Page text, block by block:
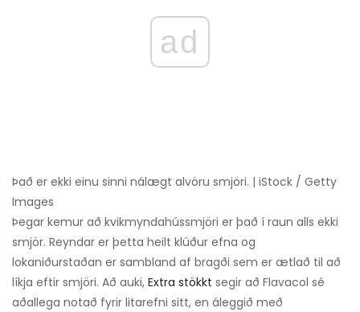
ad
Það er ekki einu sinni nálægt alvöru smjöri. | iStock / Getty
Images
Þegar kemur að kvikmyndahússmjöri er það í raun alls ekki
smjör. Reyndar er þetta heilt klúður efna og
lokaniðurstaðan er sambland af bragði sem er ætlað til að
líkja eftir smjöri. Að auki, Extra stökkt segir að Flavacol sé
aðallega notað fyrir litarefni sitt, en áleggið með